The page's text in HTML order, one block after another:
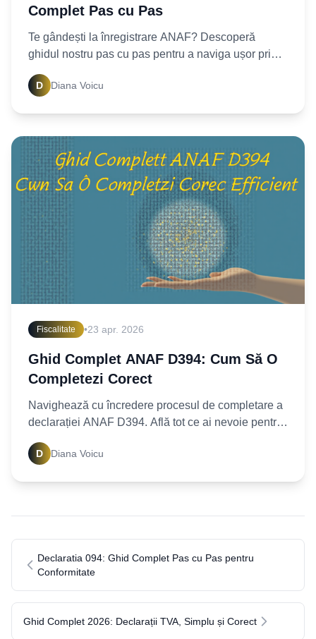
Complet Pas cu Pas
Te gândești la înregistrare ANAF? Descoperă
ghidul nostru pas cu pas pentru a naviga ușor prin
necesare. Începe-ți
D Diana Voicu
Fiscalitate •23 apr. 2026
Ghid Complet ANAF D394: Cum Să O
Completezi Corect
Navighează cu încredere procesul de completare a
declarației ANAF D394. Află tot ce ai nevoie pentru
D Diana Voicu
Declaratia 094: Ghid Complet Pas cu Pas pentru
Conformitate
Ghid Complet 2026: Declarații TVA, Simplu și Corect